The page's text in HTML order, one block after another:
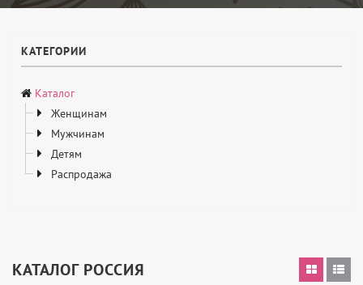
КАТЕГОРИИ
Каталог
Женщинам
Мужчинам
Детям
Распродажа
КАТАЛОГ РОССИЯ